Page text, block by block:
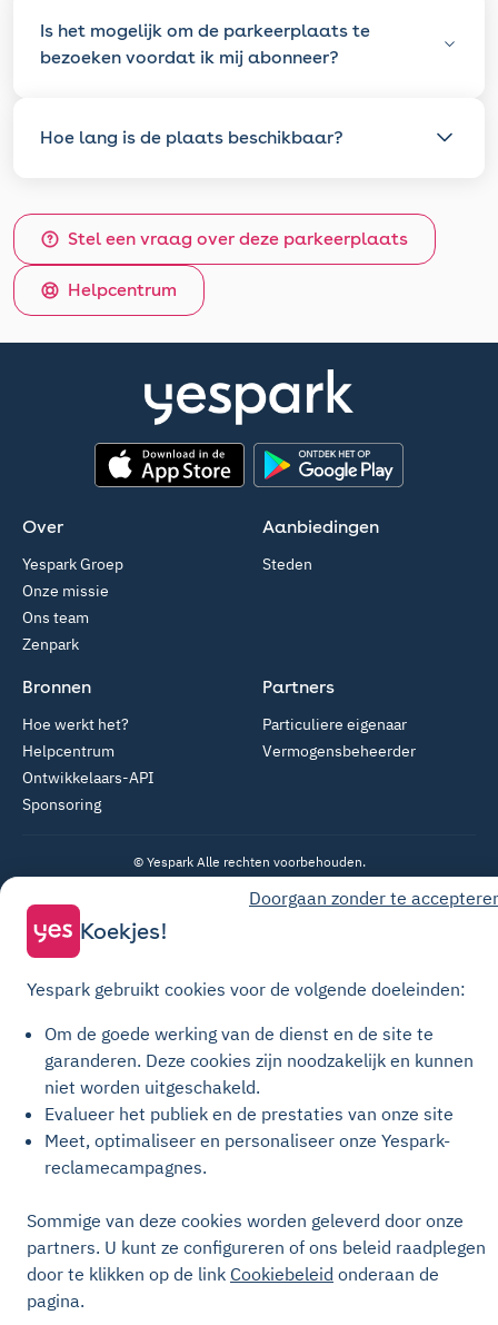
Is het mogelijk om de parkeerplaats te
bezoeken voordat ik mij abonneer?
Hoe lang is de plaats beschikbaar?
Stel een vraag over deze parkeerplaats
Helpcentrum
Over
Yespark Groep
Onze missie
Ons team
Zenpark
Aanbiedingen
Steden
Partners
Particuliere eigenaar
Vermogensbeheerder
Bronnen
Hoe werkt het?
Helpcentrum
Ontwikkelaars-API
Sponsoring
© Yespark Alle rechten voorbehouden.
Algemene gebruiksvoorwaarden
Algemene verkoopvoorwaarden voor opwaarderingen
Cookiebeleid
Cookie-instellingen
Juridische kennisgeving
Transparantiehandvest
Doorgaan zonder te
Koekjes!
Yespark gebruikt cookies voor de volgende doeleinden:
Om de goede werking van de dienst en de site te
garanderen. Deze cookies zijn noodzakelijk en kunnen
niet worden uitgeschakeld.
Evalueer het publiek en de prestaties van onze site
Meet, optimaliseer en personaliseer onze Yespark-
reclamecampagnes.
Sommige van deze cookies worden geleverd door onze
partners. U kunt ze configureren of ons beleid raadplegen
door te klikken op de link Cookiebeleid onderaan de
pagina.